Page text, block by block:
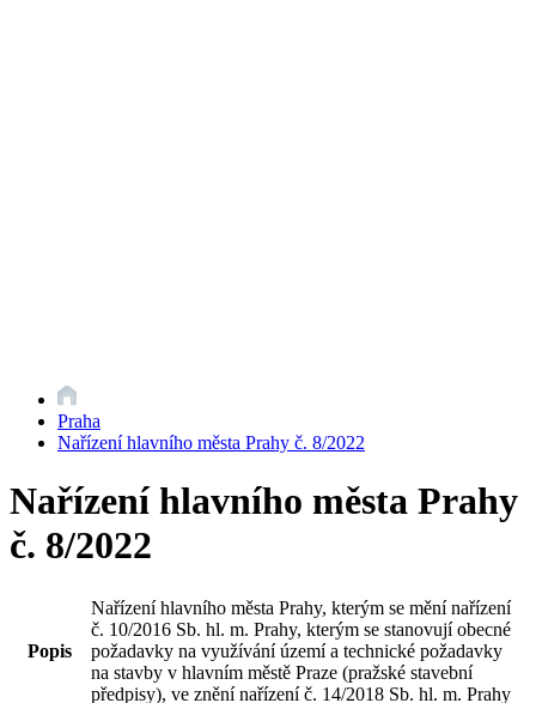
Praha
Nařízení hlavního města Prahy č. 8/2022
Nařízení hlavního města Prahy
č. 8/2022
Popis
Nařízení hlavního města Prahy, kterým se mění nařízení
č. 10/2016 Sb. hl. m. Prahy, kterým se stanovují obecné
požadavky na využívání území a technické požadavky
na stavby v hlavním městě Praze (pražské stavební
předpisy), ve znění nařízení č. 14/2018 Sb. hl. m. Prahy